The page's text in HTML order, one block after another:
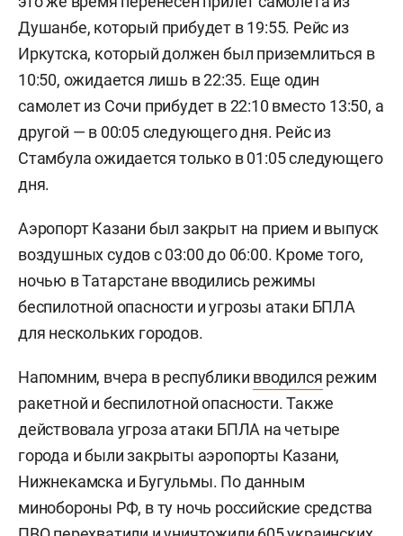
Душанбе, который прибудет в 19:55. Рейс из
Иркутска, который должен был приземлиться в
10:50, ожидается лишь в 22:35. Еще один
самолет из Сочи прибудет в 22:10 вместо 13:50, а
другой — в 00:05 следующего дня. Рейс из
Стамбула ожидается только в 01:05 следующего
дня.
Аэропорт Казани был закрыт на прием и выпуск
воздушных судов с 03:00 до 06:00. Кроме того,
ночью в Татарстане вводились режимы
беспилотной опасности и угрозы атаки БПЛА
для нескольких городов.
Напомним, вчера в республики вводился режим
ракетной и беспилотной опасности. Также
действовала угроза атаки БПЛА на четыре
города и были закрыты аэропорты Казани,
Нижнекамска и Бугульмы. По данным
минобороны РФ, в ту ночь российские средства